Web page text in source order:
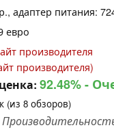
адаптер питания:
евро
производителя
производителя)
92.48%-
(из 8 обзоров)